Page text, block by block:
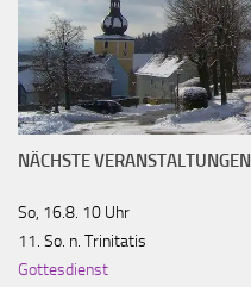
NÄCHSTE VERANSTALTUNGEN
So, 16.8. 10 Uhr
11. So. n. Trinitatis
Gottesdienst